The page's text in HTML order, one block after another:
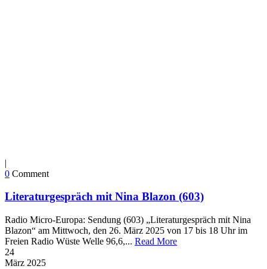
|
0 Comment
Literaturgespräch mit Nina Blazon (603)
Radio Micro-Europa: Sendung (603) „Literaturgespräch mit Nina
Blazon“ am Mittwoch, den 26. März 2025 von 17 bis 18 Uhr im
Freien Radio Wüste Welle 96,6,... Read More
24
März 2025